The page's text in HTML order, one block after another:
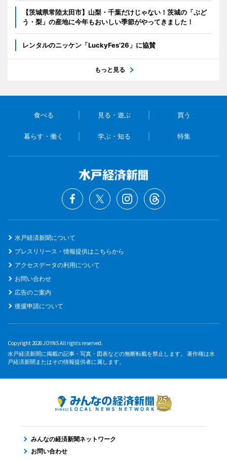
【茨城県常陸太田市】山梨・千葉だけじゃない！茨城の「ぶど
う・梨」の産地に今年もおいしい季節がやってきました！
レンタルのニッケン「LuckyFes’26」に協賛
もっと見る
食べる 見る・遊ぶ 買う
暮らす・働く 学ぶ・知る 特集
水戸経済新聞について
プレスリリース・情報提供はこちらから
アクセスデータの利用について
お問い合わせ
広告のご案内
後援申請について
Copyright 2026 JOYNS All rights reserved.
水戸経済新聞に掲載の記事・写真・図表などの無断転載を禁止します。 著作権は水
戸経済新聞またはその情報提供者に属します。
みんなの経済新聞ネットワーク
お問い合わせ